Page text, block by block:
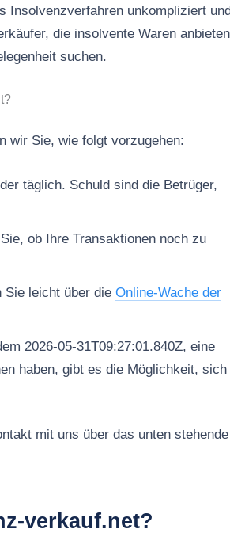
Insolvenzverfahren unkompliziert
die insolvente Waren anbieten
suchen.
wir Sie, wie folgt vorzugehen:
täglich. Schuld sind die Betrüger,
ob Ihre Transaktionen noch zu
Sie leicht über die Online-Wache der
2026-05-31T09:27:01.840Z, eine
haben, gibt es die Möglichkeit, sich
mit uns über das unten stehende
verkauf.net?